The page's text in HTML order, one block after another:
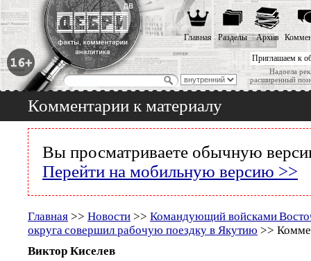
Приглашаем к
Надоела
расширенный
Главная Разделы Архив
Комментарии к материалу
Вы просматриваете обычную
Перейти на мобильную версию >>
Главная >> Новости >> Командующий войсками
округа совершил рабочую поездку в Якутию >>
Виктор Киселев